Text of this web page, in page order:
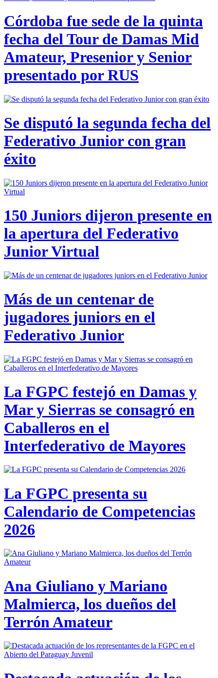
Córdoba fue sede de la quinta
fecha del Tour de Damas Mid
Amateur, Presenior y Senior
presentado por RUS
Se disputó la segunda fecha del
Federativo Junior con gran
éxito
150 Juniors dijeron presente en
la apertura del Federativo
Junior Virtual
Más de un centenar de
jugadores juniors en el
Federativo Junior
La FGPC festejó en Damas y
Mar y Sierras se consagró en
Caballeros en el
Interfederativo de Mayores
La FGPC presenta su
Calendario de Competencias
2026
Ana Giuliano y Mariano
Malmierca, los dueños del
Terrón Amateur